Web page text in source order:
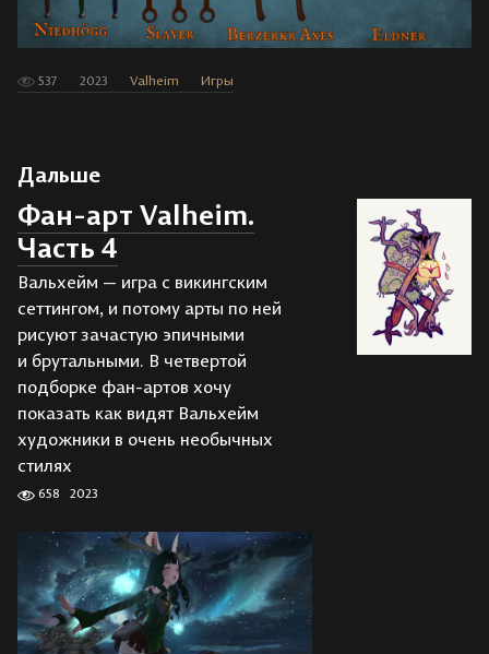
537 2023 Valheim Игры
Дальше
Фан-арт Valheim.
Часть 4
Вальхейм — игра с викингским
сеттингом, и потому арты по ней
рисуют зачастую эпичными
и брутальными. В четвертой
подборке фан-артов хочу
показать как видят Вальхейм
художники в очень необычных
стилях
658 2023